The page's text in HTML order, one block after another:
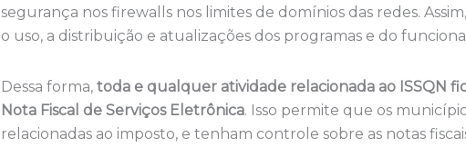
segurança nos firewalls nos limites de domínios das redes.
o uso, a distribuição e atualizações dos programas e do
Dessa forma, toda e qualquer atividade relacionada ao ISSQN
Nota Fiscal de Serviços Eletrônica. Isso permite que os
relacionadas ao imposto, e tenham controle sobre as notas